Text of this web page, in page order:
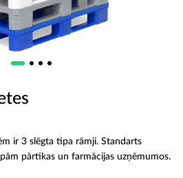
ir 3 slēgta tipa rāmji. Standarts
pārtikas un farmācijas uzņēmumos.